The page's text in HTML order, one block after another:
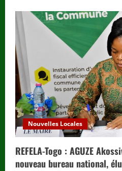
Nouvelles Locales
REFELA-Togo : AGUZE
nouveau bureau national,